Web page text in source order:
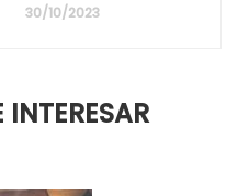
30/10/2023